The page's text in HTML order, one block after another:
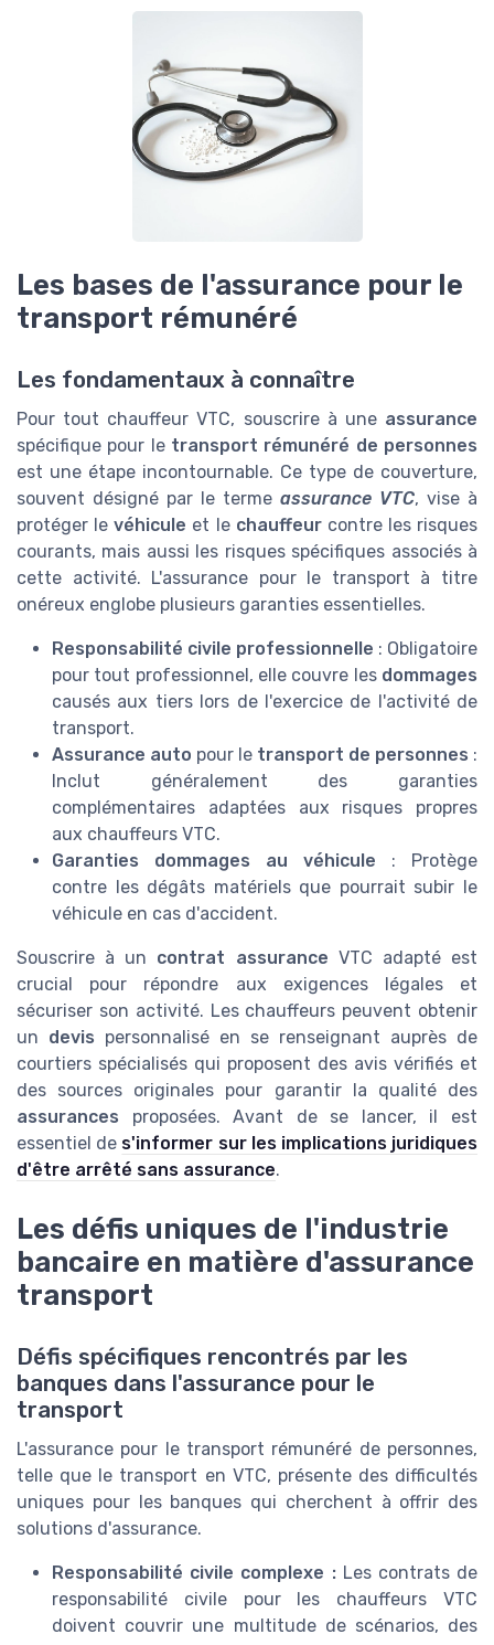
Les bases de l'assurance pour le
transport rémunéré
Les fondamentaux à connaître
Pour tout chauffeur VTC, souscrire à une assurance
spécifique pour le transport rémunéré de personnes
est une étape incontournable. Ce type de couverture,
souvent désigné par le terme assurance VTC, vise à
protéger levéhicule et le chauffeurcontre les risques
courants, mais aussi les risques spécifiques associés à
cette activité. L'assurance pour le transport à titre
onéreux englobe plusieurs garanties essentielles.
Responsabilité civile professionnelle : Obligatoire
pour tout professionnel, elle couvre les dommages
causés aux tiers lors de l'exercice de l'activité de
transport.
Assurance auto pour le transport de personnes :
Inclut généralement des garanties
complémentaires adaptées aux risques propres
aux chauffeurs VTC.
Garanties dommages au véhicule : Protège
contre les dégâts matériels que pourrait subir le
véhicule en cas d'accident.
Souscrire à un contrat assurance VTC adapté est
crucial pour répondre aux exigences légales et
sécuriser son activité. Les chauffeurs peuvent obtenir
un devis personnalisé en se renseignant auprès de
courtiers spécialisés qui proposent des avis vérifiés et
des sources originales pour garantir la qualité des
assurances proposées. Avant de se lancer, il est
essentiel de s'informer sur les implications juridiques
d'être arrêté sans assurance.
Les défis uniques de l'industrie
bancaire en matière d'assurance
transport
Défis spécifiques rencontrés par les
banques dans l'assurance pour le
transport
L'assurance pour le transport rémunéré de personnes,
telle que le transport en VTC, présente des difficultés
uniques pour les banques qui cherchent à offrir des
solutions d'assurance.
Responsabilité civile complexe :Les contrats de
responsabilité civile pour les chauffeurs VTC
doivent couvrir une multitude de scénarios, des